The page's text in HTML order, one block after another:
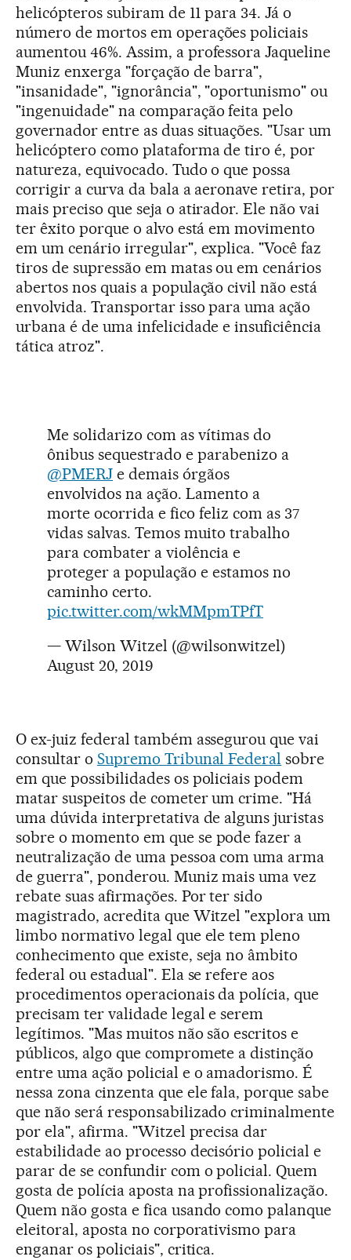
helicópteros subiram de 11 para 34. Já o
número de mortos em operações policiais
aumentou 46%. Assim, a professora Jaqueline
Muniz enxerga "forçação de barra",
"insanidade", "ignorância", "oportunismo" ou
"ingenuidade" na comparação feita pelo
governador entre as duas situações. "Usar um
helicóptero como plataforma de tiro é, por
natureza, equivocado. Tudo o que possa
corrigir a curva da bala a aeronave retira, por
mais preciso que seja o atirador. Ele não vai
ter êxito porque o alvo está em movimento
em um cenário irregular", explica. "Você faz
tiros de supressão em matas ou em cenários
abertos nos quais a população civil não está
envolvida. Transportar isso para uma ação
urbana é de uma infelicidade e insuficiência
tática atroz".
Me solidarizo com as vítimas do
ônibus sequestrado e parabenizo a
@PMERJ e demais órgãos
envolvidos na ação. Lamento a
morte ocorrida e fico feliz com as 37
vidas salvas. Temos muito trabalho
para combater a violência e
proteger a população e estamos no
caminho certo.
pic.twitter.com/wkMMpmTPfT
— Wilson Witzel (@wilsonwitzel)
August 20, 2019
O ex-juiz federal também assegurou que vai
consultar o Supremo Tribunal Federal sobre
em que possibilidades os policiais podem
matar suspeitos de cometer um crime. "Há
uma dúvida interpretativa de alguns juristas
sobre o momento em que se pode fazer a
neutralização de uma pessoa com uma arma
de guerra", ponderou. Muniz mais uma vez
rebate suas afirmações. Por ter sido
magistrado, acredita que Witzel "explora um
limbo normativo legal que ele tem pleno
conhecimento que existe, seja no âmbito
federal ou estadual". Ela se refere aos
procedimentos operacionais da polícia, que
precisam ter validade legal e serem
legítimos. "Mas muitos não são escritos e
públicos, algo que compromete a distinção
entre uma ação policial e o amadorismo. É
nessa zona cinzenta que ele fala, porque sabe
que não será responsabilizado criminalmente
por ela", afirma. "Witzel precisa dar
estabilidade ao processo decisório policial e
parar de se confundir com o policial. Quem
gosta de polícia aposta na profissionalização.
Quem não gosta e fica usando como palanque
eleitoral, aposta no corporativismo para
enganar os policiais", critica.